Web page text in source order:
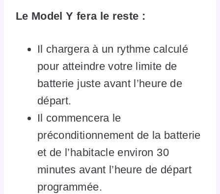
Le Model Y fera le reste :
Il chargera à un rythme calculé
pour atteindre votre limite de
batterie juste avant l’heure de
départ.
Il commencera le
préconditionnement de la batterie
et de l’habitacle environ 30
minutes avant l’heure de départ
programmée.